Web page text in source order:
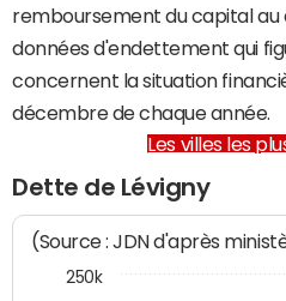
remboursement du capital au
données d'endettement qui
concernent la situation
décembre de chaque année.
Les villes les
Dette de Lévigny
(Source : JDN d'après
250k